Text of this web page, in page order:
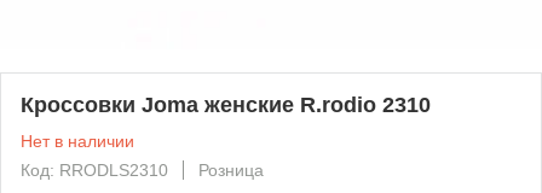
Кроссовки Joma женские R.rodio 2310
Нет в наличии
Код: RRODLS2310
Розница